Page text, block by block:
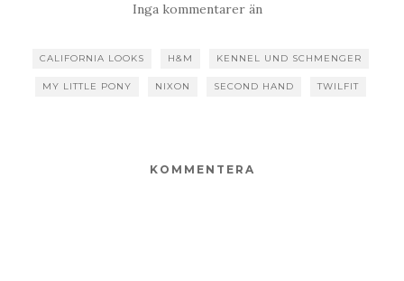
Inga kommentarer än
CALIFORNIA LOOKS H&M KENNEL UND SCHMENGER
MY LITTLE PONY NIXON SECOND HAND TWILFIT
KOMMENTERA